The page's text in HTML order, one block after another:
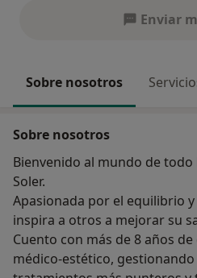
Enviar
Sobre nosotros
Sobre nosotros
Bienvenido al mundo de
Soler.
Apasionada por el equilibrio y
inspira a otros a mejorar su
Cuento con más de 8 años
médico-estético,